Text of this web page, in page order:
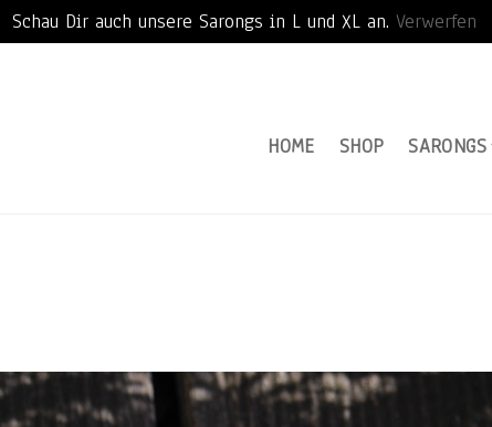
Schau Dir auch unsere Sarongs in L und XL an. Verwerfen
HOME
SHOP SARONGS